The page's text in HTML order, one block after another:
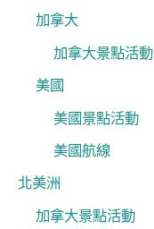
加拿大
加拿大景點活動
美國
美國景點活動
美國航線
北美洲
加拿大景點活動